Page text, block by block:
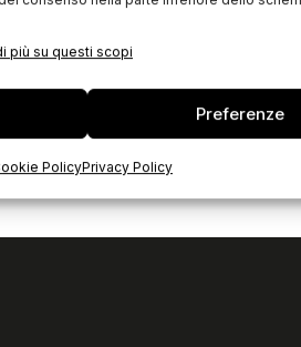
più su questi scopi
Preferenze
PolicyPrivacy Policy